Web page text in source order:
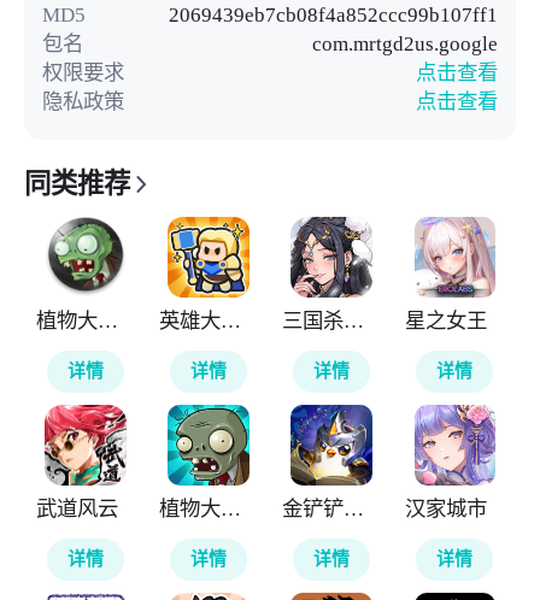
MD5
2069439eb7cb08f4a852ccc99b107ff1
包名
com.mrtgd2us.google
权限要求
点击查看
隐私政策
点击查看
同类推荐
植物大战僵尸TV触控版
详情
英雄大对决
详情
三国杀武将觉醒
详情
星之女王
详情
武道风云
详情
植物大战僵尸无尽版
详情
金铲铲之战国际服
详情
汉家城市
详情